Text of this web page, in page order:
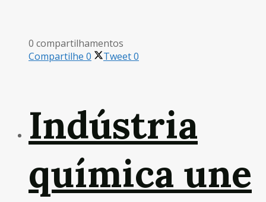
0 compartilhamentos
Compartilhe 0 Tweet0
Indústria
química une